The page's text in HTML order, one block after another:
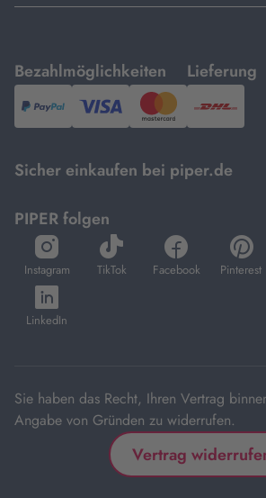
Bezahlmöglichkeiten
mit
PayPal,Visa
und
Lieferung
mit
DHL.
Sicher einkaufen bei piper.de
PIPER folgen
Instagram
öffnet
in
neuem
Tab
TikTok
öffnet
in
Facebook
öffnet
in
Pinterest
öffnet
in
LinkedIn
öffnet
in
Sie haben das Recht, Ihren Vertrag
Angabe von Gründen zu widerrufen.
Vertrag